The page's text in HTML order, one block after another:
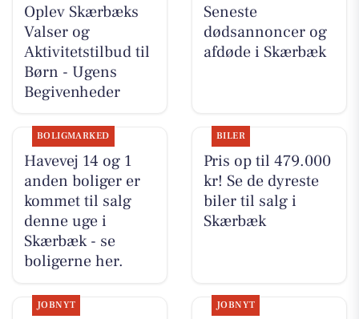
Oplev Skærbæks
Valser og
Aktivitetstilbud til
Børn - Ugens
Begivenheder
Seneste
dødsannoncer og
afdøde i Skærbæk
BOLIGMARKED
Havevej 14 og 1
anden boliger er
kommet til salg
denne uge i
Skærbæk - se
boligerne her.
BILER
Pris op til 479.000
kr! Se de dyreste
biler til salg i
Skærbæk
JOBNYT JOBNYT